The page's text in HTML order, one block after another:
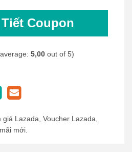
Coupon
5,00 out of 5)
giá Lazada, Voucher Lazada,
mới.